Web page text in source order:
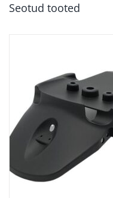
Seotud tooted